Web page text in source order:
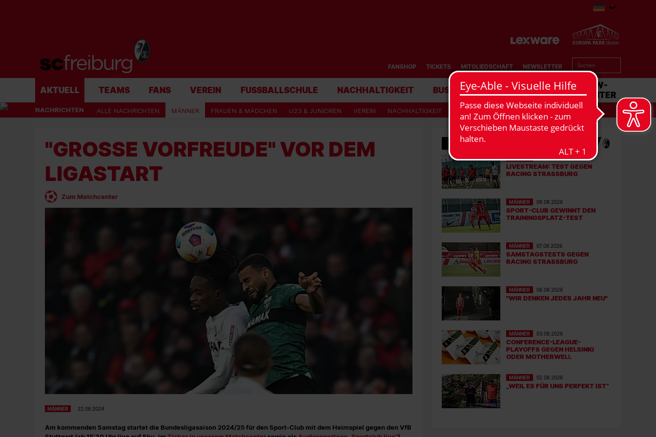
FANSHOP TICKETS MITGLIEDSCHAFT NEWSLETTER
AKTUELL TEAMS FANS VEREIN FUSSBALLSCHULE NACHHALTIGKEIT BUSINESS STADION MATCHCENTER
NACHRICHTEN ALLE NACHRICHTEN MÄNNER FRAUEN & MÄDCHEN U23 & JUNIOREN VEREIN NACHHALTIGKEIT
"GROSSE VORFREUDE" VOR DEM L
IGASTART
Zum Matchcenter
MÄNNER 22.08.2024
Am kommenden Samstag startet die Bundesligasaison 2024/25 für den Sport-Club mit dem Heimspiel gegen den VfB
MÄNNER 08.08.2026
LIVESTREAM: TEST GEGEN
RACING STRASSBURG
MÄNNER 08.08.2026
SPORT-CLUB GEWINNT DEN
TRAININGSPLATZ-TEST
MÄNNER 07.08.2026
SAMSTAGSTESTS GEGEN
RACING STRASSBURG
MÄNNER 06.08.2026
"WIR DENKEN JEDES JAHR NEU"
MÄNNER 03.08.2026
CONFERENCE-LEAGUE-
PLAYOFFS GEGEN HELSINKI
ODER MOTHERWELL
MÄNNER 02.08.2026
„WEIL ES FÜR UNS PERFEKT IST“